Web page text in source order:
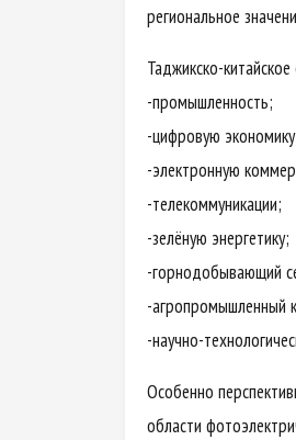
региональное
Таджикско-
-промышленность;
-цифровую
-электронную
-телекоммуникации;
-зелёную энергетику;
-горнодобывающий
-агропромышленный
-научно-
Особенно
области